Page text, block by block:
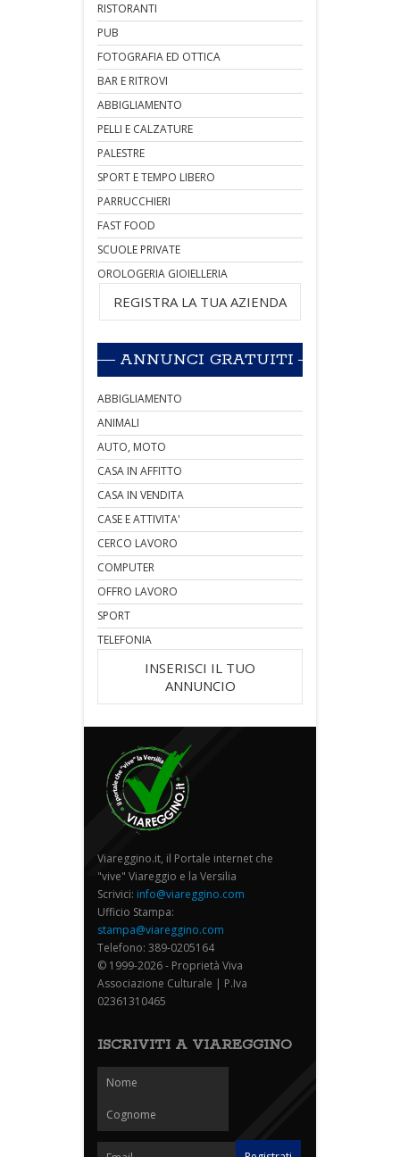
RISTORANTI
PUB
FOTOGRAFIA ED OTTICA
BAR E RITROVI
ABBIGLIAMENTO
PELLI E CALZATURE
PALESTRE
SPORT E TEMPO LIBERO
PARRUCCHIERI
FAST FOOD
SCUOLE PRIVATE
OROLOGERIA GIOIELLERIA
REGISTRA LA TUA AZIENDA
ANNUNCI GRATUITI
ABBIGLIAMENTO
ANIMALI
AUTO, MOTO
CASA IN AFFITTO
CASA IN VENDITA
CASE E ATTIVITA'
CERCO LAVORO
COMPUTER
OFFRO LAVORO
SPORT
TELEFONIA
INSERISCI IL TUO
ANNUNCIO
Viareggino.it, il Portale internet che
"vive" Viareggio e la Versilia
Scrivici: info@viareggino.com
Ufficio Stampa:
stampa@viareggino.com
Telefono: 389-0205164
© 1999-2026 - Proprietà Viva
Associazione Culturale | P.Iva
02361310465
ISCRIVITI A VIAREGGINO